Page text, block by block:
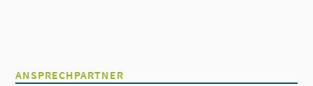
ANSPRECHPARTNER